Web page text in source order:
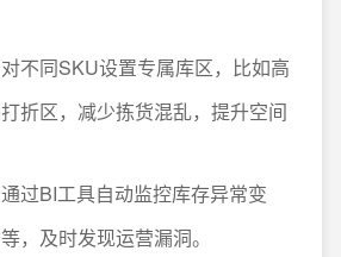
对不同SKU设置专属库区，比如高
折区，减少拣货混乱，提升空间
通过BI工具自动监控库存异常变
，及时发现运营漏洞。